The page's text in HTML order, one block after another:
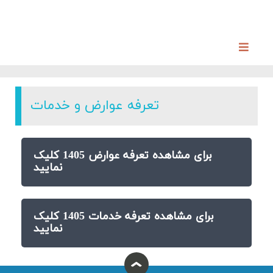
تعرفه عوارض و خدمات
برای مشاهده تعرفه عوارض 1405 کلیک
نمایید
برای مشاهده تعرفه خدمات 1405 کلیک
نمایید